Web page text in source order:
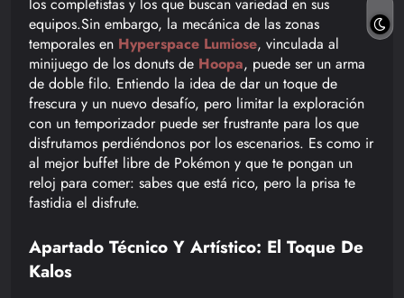
equipos.Sin embargo, la mecánica de las zonas
temporales en Hyperspace Lumiose, vinculada al
minijuego de los donuts de Hoopa, puede ser un arma
de doble filo. Entiendo la idea de dar un toque de
frescura y un nuevo desafío, pero limitar la exploración
con un temporizador puede ser frustrante para los que
disfrutamos perdiéndonos por los escenarios. Es como ir
al mejor buffet libre de Pokémon y que te pongan un
reloj para comer: sabes que está rico, pero la prisa te
fastidia el disfrute.
Apartado Técnico Y Artístico: El Toque De
Kalos